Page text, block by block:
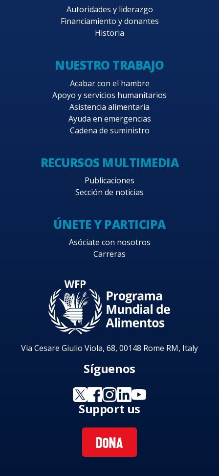
Autoridades y liderazgo
Financiamiento y donantes
Historia
NUESTRO TRABAJO
Acabar con el hambre
Apoyo y servicios humanitarios
Asistencia alimentaria
Ayuda en emergencias
Cadena de suministro
RECURSOS MULTIMEDIA
Publicaciones
Sección de noticias
ÚNETE Y PARTICIPA
Asóciate con nosotros
Carreras
Via Cesare Giulio Viola, 68, 00148 Rome RM, Italy
Síguenos
Support us
DONA